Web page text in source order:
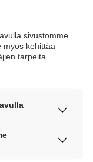
sivustomme
myös kehittää
tarpeita.